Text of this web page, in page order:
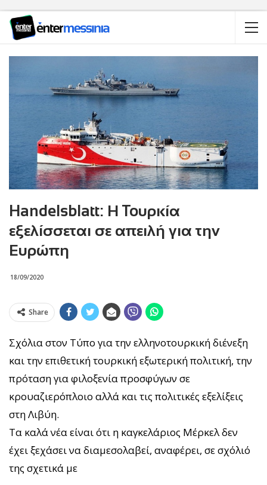
Handelsblatt: Η Toυρκία
εξελίσσεται σε απειλή για την
Ευρώπη
18/09/2020
Share
Σχόλια στον Tύπο για την ελληνοτουρκική διένεξη
και την επιθετική τουρκική εξωτερική πολιτική, την
πρόταση για φιλοξενία προσφύγων σε
κρουαζιερόπλοιο αλλά και τις πολιτικές εξελίξεις
στη Λιβύη.
Τα καλά νέα είναι ότι η καγκελάριος Μέρκελ δεν
έχει ξεχάσει να διαμεσολαβεί, αναφέρει, σε σχόλιό
της σχετικά με